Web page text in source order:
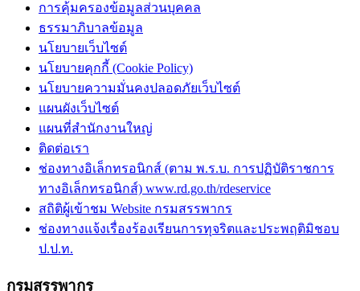
การคุ้มครองข้อมูลส่วนบุคคล
ธรรมาภิบาลข้อมูล
นโยบายเว็บไซต์
นโยบายคุกกี้ (Cookie Policy)
นโยบายความมั่นคงปลอดภัยเว็บไซต์
แผนผังเว็บไซต์
แผนที่สำนักงานใหญ่
ติดต่อเรา
ช่องทางอิเล็กทรอนิกส์ (ตาม พ.ร.บ. การปฏิบัติราชการ
ทางอิเล็กทรอนิกส์) www.rd.go.th/rdeservice
สถิติผู้เข้าชม Website กรมสรรพากร
ช่องทางแจ้งเรื่องร้องเรียนการทุจริตและประพฤติมิชอบ
ป.ป.ท.
กรมสรรพากร